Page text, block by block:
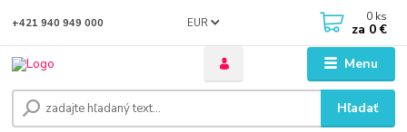
Menu
EUR
Hľadať
+421 940 949 000 0 ks
za 0 €